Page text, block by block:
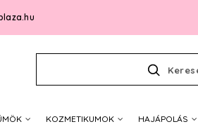
KOZMETIKUMOK HAJÁPOLÁS